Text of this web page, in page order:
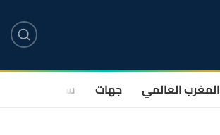
المغرب العالمي جهات سياسة